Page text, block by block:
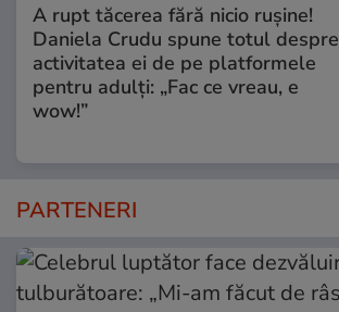
A rupt tăcerea fără nicio rușine!
Daniela Crudu spune totul despre
activitatea ei de pe platformele
pentru adulți: „Fac ce vreau, e
wow!”
PARTENERI